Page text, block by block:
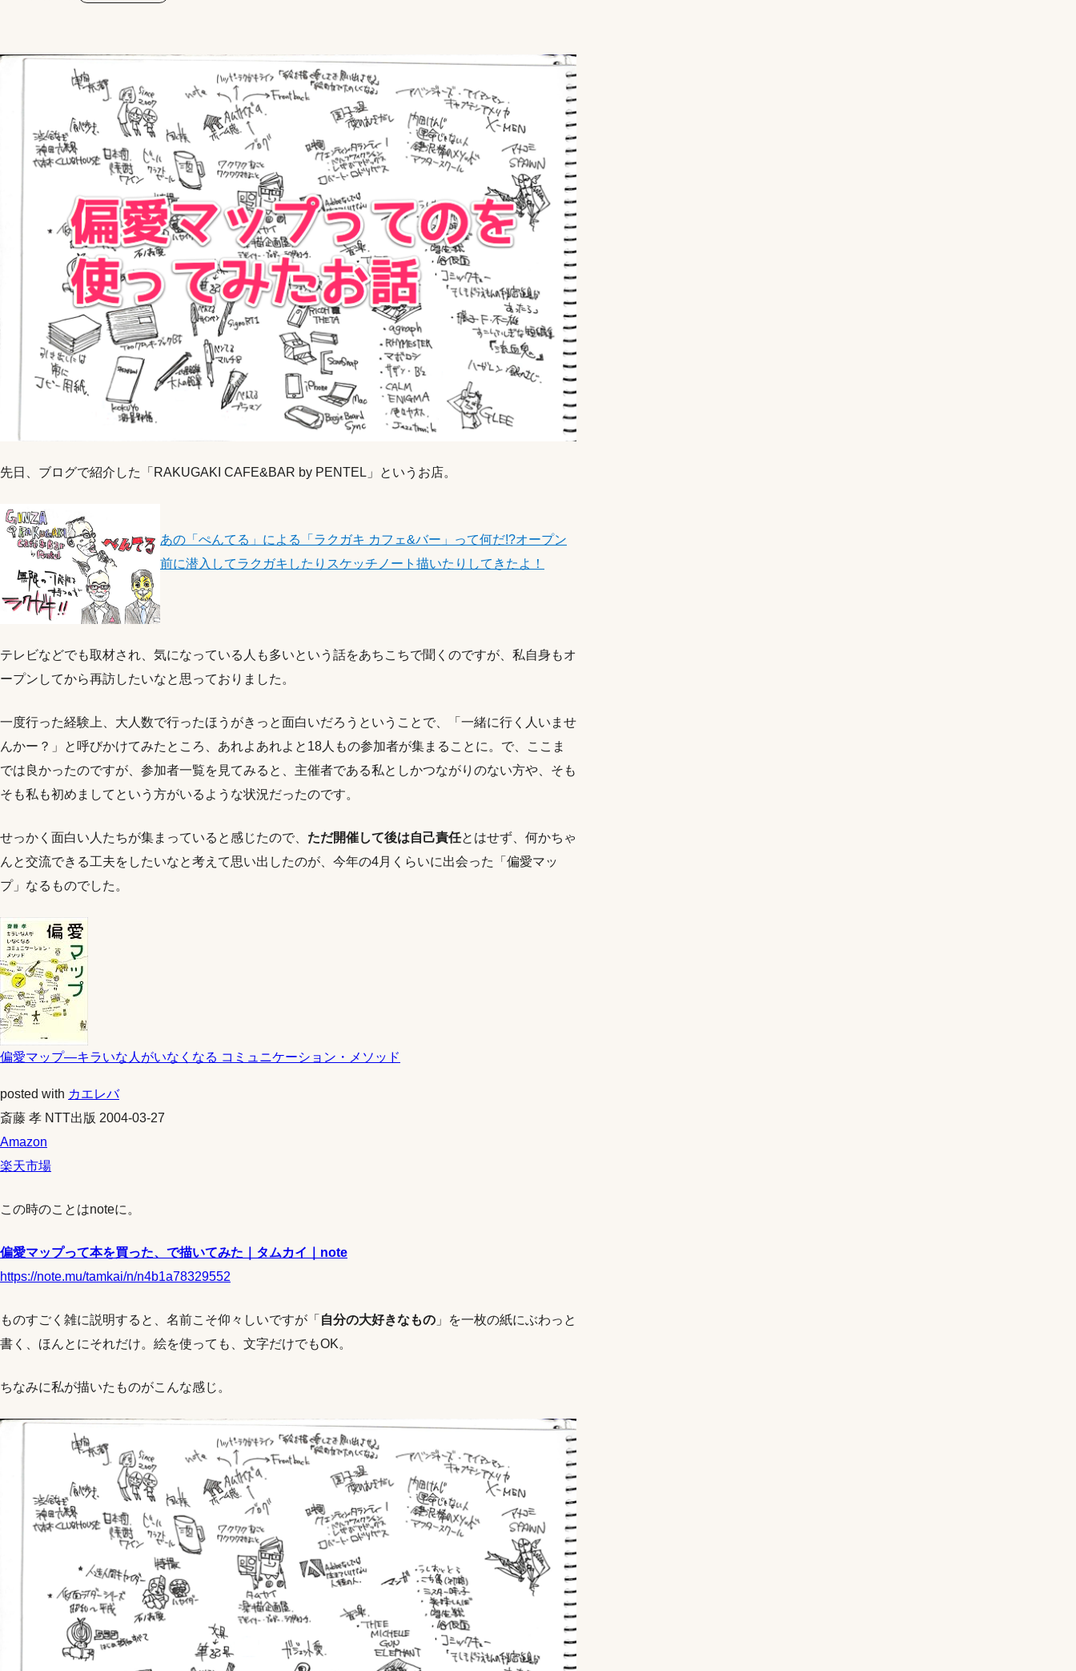
先日、ブログで紹介した「RAKUGAKI CAFE&BAR by PENTEL」というお店。
あの「ぺんてる」による「ラクガキ カフェ&バー」って何だ!?オープン
前に潜入してラクガキしたりスケッチノート描いたりしてきたよ！
テレビなどでも取材され、気になっている人も多いという話をあちこちで聞くのですが、私自身もオ
ープンしてから再訪したいなと思っておりました。
一度行った経験上、大人数で行ったほうがきっと面白いだろうということで、「一緒に行く人いませ
んかー？」と呼びかけてみたところ、あれよあれよと18人もの参加者が集まることに。 で、ここま
では良かったのですが、参加者一覧を見てみると、主催者である私としかつながりのない方や、そも
そも私も初めましてという方がいるような状況だったのです。
せっかく面白い人たちが集まっていると感じたので、 ただ開催して後は自己責任とはせず、何かちゃ
んと交流できる工夫をしたいなと考えて思い出したのが、今年の4月くらいに出会った「偏愛マッ
プ」なるものでした。
偏愛マップ―キラいな人がいなくなる コミュニケーション・メソッド
posted with カエレバ
斎藤 孝 NTT出版 2004-03-27
Amazon
楽天市場
この時のことはnoteに。
偏愛マップって本を買った、で描いてみた｜タムカイ｜note
https://note.mu/tamkai/n/n4b1a78329552
ものすごく雑に説明すると、名前こそ仰々しいですが「 自分の大好きなもの 」を一枚の紙にぶわっと
書く、ほんとにそれだけ。絵を使っても、文字だけでもOK。
ちなみに私が描いたものがこんな感じ。